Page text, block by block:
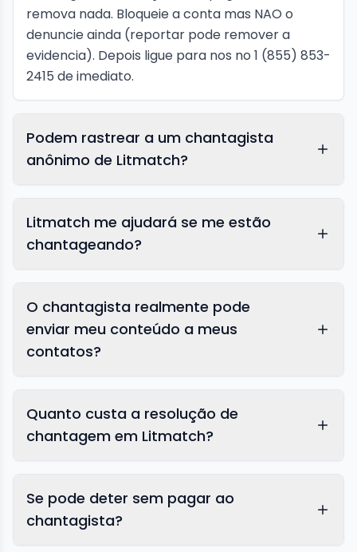
remova nada. Bloqueie a conta mas NAO o
denuncie ainda (reportar pode remover a
evidencia). Depois ligue para nos no 1 (855) 853-
2415 de imediato.
Podem rastrear a um chantagista
anônimo de Litmatch?
Litmatch me ajudará se me estão
chantageando?
O chantagista realmente pode
enviar meu conteúdo a meus
contatos?
Quanto custa a resolução de
chantagem em Litmatch?
Se pode deter sem pagar ao
chantagista?